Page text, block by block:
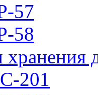
57
58
201